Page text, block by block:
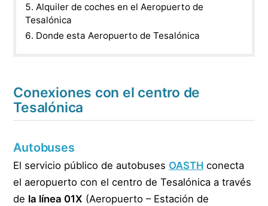
Alquiler de coches en el Aeropuerto de
Tesalónica
Donde esta Aeropuerto de Tesalónica
Conexiones con el centro de
Tesalónica
Autobuses
El servicio público de autobuses OASTH conecta
el aeropuerto con el centro de Tesalónica a través
de la línea 01X (Aeropuerto – Estación de